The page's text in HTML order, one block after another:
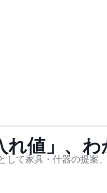
値」、わ
して家具・什器の提案